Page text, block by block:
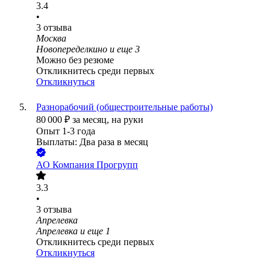
3.4
•
3 отзыва
Москва
Новопеределкино и еще 3
Можно без резюме
Откликнитесь среди первых
Откликнуться
Разнорабочий (общестроительные работы)
80 000 ₽ за месяц, на руки
Опыт 1-3 года
Выплаты: Два раза в месяц
АО Компания Прогрупп
3.3
•
3 отзыва
Апрелевка
Апрелевка и еще 1
Откликнитесь среди первых
Откликнуться